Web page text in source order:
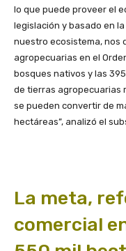
lo que puede proveer el
legislación y basado en
nuestro ecosistema, nos
agropecuarias en el
bosques nativos y las
de tierras agropecuarias
se pueden convertir de
hectáreas”, analizó el
La meta,
comercial